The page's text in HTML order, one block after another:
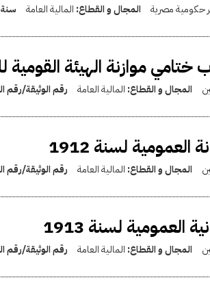
حكومية مصرية المجال و القطاع: المالية العامة سنة
موازنة الهيئة القومية للبريد
المجال و القطاع: المالية العامة رقم الوثيقة/رقم
العمومية لسنة 1912
المجال و القطاع: المالية العامة رقم الوثيقة/رقم
العمومية لسنة 1913
المجال و القطاع: المالية العامة رقم الوثيقة/رقم